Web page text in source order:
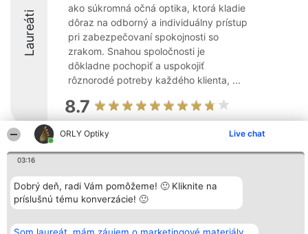
ORLY Optiky Live chat
03:16
Dobrý deň, radi Vám pomôžeme! 🙂 Kliknite na
príslušnú tému konverzácie! 🙂
Laureáti
ako súkromná očná optika, ktorá kladie
dôraz na odborný a individuálny prístup
pri zabezpečovaní spokojnosti so
zrakom. Snahou spoločnosti je
dôkladne pochopiť a uspokojiť
rôznorodé potreby každého klienta, ...
8.7
Organizátor hodnotenia
Bright Side Solutions sp. z o.
ul. Ruska 22
Wrocław 50-079
KRS 0000749100 | Regon
+48 508 492 400
Hodnotenie
wszystkich
Laureatów
Podmienky
podmienky
Kontakt